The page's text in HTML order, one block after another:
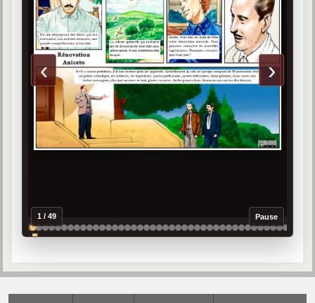
Posez votre question
Galerie
Photos et vidéoscope
Galerie photos
Vidéoscope
Filmothèque
Liens spirites
Centres spirites
‹ ›
1 / 49 Pause